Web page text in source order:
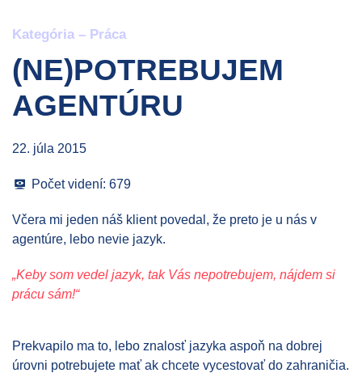
Kategória – Práca
(NE)POTREBUJEM
AGENTÚRU
22. júla 2015
Počet videní: 679
Včera mi jeden náš klient povedal, že preto je u nás v
agentúre, lebo nevie jazyk.
„Keby som vedel jazyk, tak Vás nepotrebujem, nájdem si
prácu sám!“
Prekvapilo ma to, lebo znalosť jazyka aspoň na dobrej
úrovni potrebujete mať ak chcete vycestovať do zahraničia.